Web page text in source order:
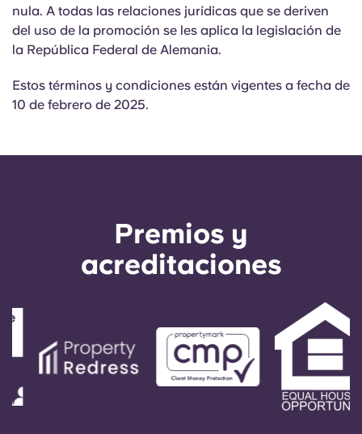
nula. A todas las relaciones jurídicas que se deriven
del uso de la promoción se les aplica la legislación de
la República Federal de Alemania.
Estos términos y condiciones están vigentes a fecha de
10 de febrero de 2025.
Premios y
acreditaciones